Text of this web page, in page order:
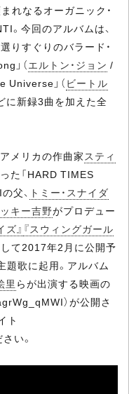
れなるオーガニック・
。今回のアルバムは、
りすぐりのバラード・
」（エルトン・ジョン /
Universe」（ ビートル
に新録3曲を加えた全
メリカの作曲家スティ
た「HARD TIMES
父、 トミー・スナイダ
キー吉野がプロデュー
』 『スウィングガール
て2017年2月に公開予
題歌に起用。アルバム
里 らが出演する映画の
）が公開さ
ト
い。